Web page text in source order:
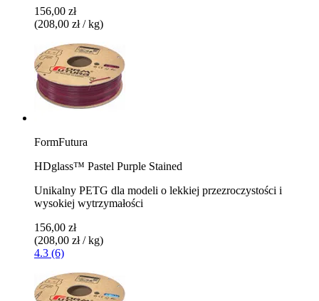
156,00 zł
(208,00 zł / kg)
FormFutura
HDglass™ Pastel Purple Stained
Unikalny PETG dla modeli o lekkiej przezroczystości i
wysokiej wytrzymałości
156,00 zł
(208,00 zł / kg)
4.3 (6)